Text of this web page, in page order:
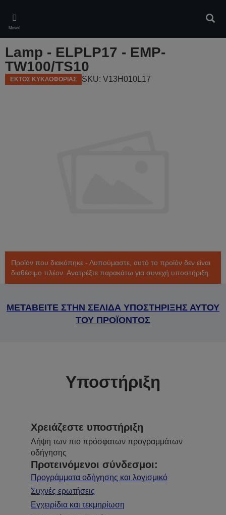
main
content
Μενού
Lamp - ELPLP17 - EMP-
TW100/TS10
ΕΚΤΟΣ ΚΥΚΛΟΦΟΡΙΑΣ SKU: V13H010L17
Προϊόν που διακόπηκε - Λυπούμαστε, αυτό το προϊόν δεν είναι
διαθέσιμο πλέον. Ανατρέξτε παρακάτω για συνεχή υποστήριξη.
ΜΕΤΑΒΕΙΤΕ ΣΤΗΝ ΣΕΛΙΔΑ ΥΠΟΣΤΗΡΙΞΗΣ ΑΥΤΟΥ
ΤΟΥ ΠΡΟΪΟΝΤΟΣ
Υποστήριξη
Χρειάζεστε υποστήριξη
Λήψη των πιο πρόσφατων προγραμμάτων
οδήγησης
Προτεινόμενοι σύνδεσμοι:
Προγράμματα οδήγησης και λογισμικό
Συχνές ερωτήσεις
Εγχειρίδια και τεκμηρίωση